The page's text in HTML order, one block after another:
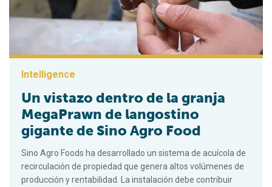
Intelligence
Un vistazo dentro de la granja
MegaPrawn de langostino
gigante de Sino Agro Food
Sino Agro Foods ha desarrollado un sistema de acuícola de
recirculación de propiedad que genera altos volúmenes de
producción y rentabilidad. La instalación debe contribuir